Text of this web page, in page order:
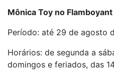
Mônica Toy no
Período: até 29 de agosto
Horários: de segunda a
domingos e feriados, das